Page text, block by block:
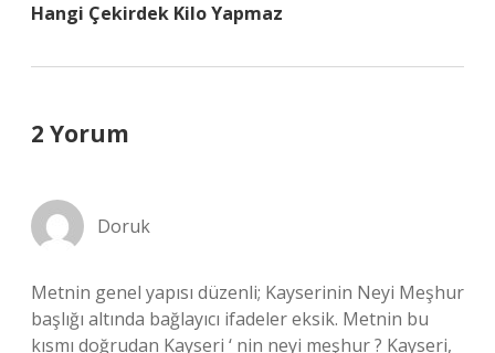
Hangi Çekirdek Kilo Yapmaz
2 Yorum
Doruk
Metnin genel yapısı düzenli; Kayserinin Neyi Meşhur
başlığı altında bağlayıcı ifadeler eksik. Metnin bu
kısmı doğrudan Kayseri ‘ nin neyi meşhur ? Kayseri,